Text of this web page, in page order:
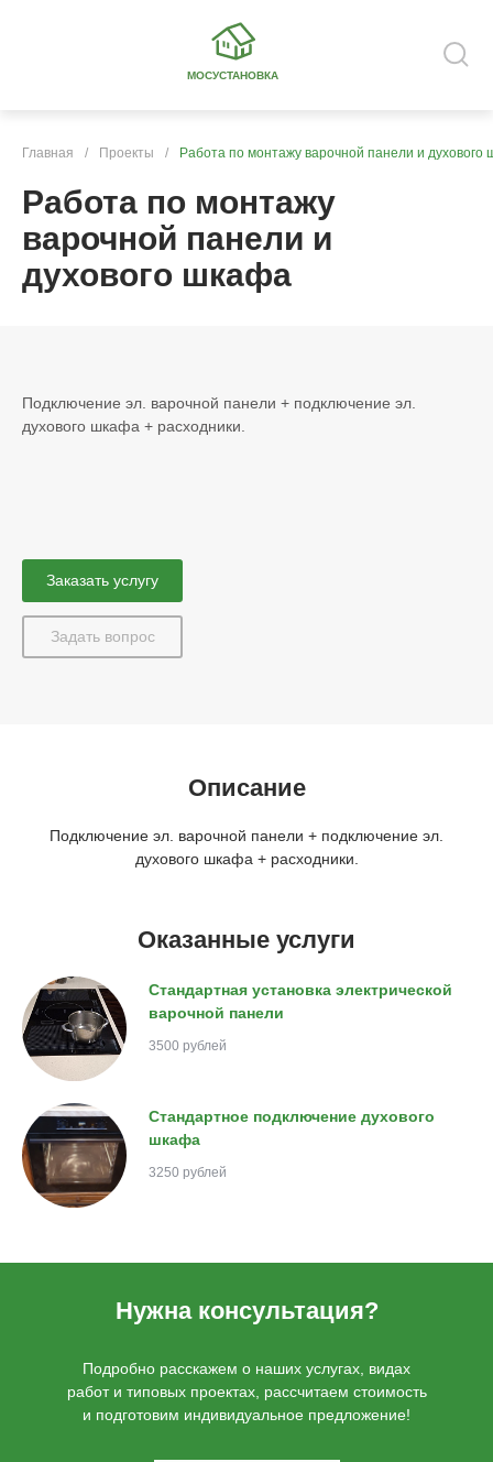
МОСУСТАНОВКА
Главная / Проекты / Работа по монтажу варочной панели и духового
Работа по монтажу
варочной панели и
духового шкафа
Подключение эл. варочной панели + подключение эл.
духового шкафа + расходники.
Заказать услугу
Задать вопрос
Описание
Подключение эл. варочной панели + подключение эл.
духового шкафа + расходники.
Оказанные услуги
Стандартная установка электрической
варочной панели
3500 рублей
Стандартное подключение духового
шкафа
3250 рублей
Нужна консультация?
Подробно расскажем о наших услугах, видах
работ и типовых проектах, рассчитаем стоимость
и подготовим индивидуальное предложение!